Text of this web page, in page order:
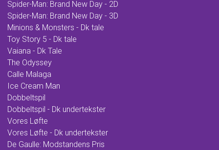
Spider-Man: Brand New Day - 2D
Spider-Man: Brand New Day - 3D
Minions & Monsters - Dk tale
Toy Story 5 - Dk tale
Vaiana - Dk Tale
The Odyssey
Calle Malaga
Ice Cream Man
Dobbeltspil
Dobbeltspil - Dk undertekster
Vores Løfte
Vores Løfte - Dk undertekster
De Gaulle: Modstandens Pris